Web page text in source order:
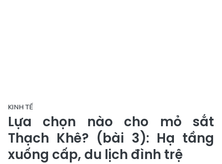
KINH TẾ
Lựa chọn nào cho mỏ sắt
Thạch Khê? (bài 3): Hạ tầng
xuống cấp, du lịch đình trệ